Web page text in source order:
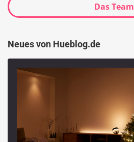
Das Team
Neues von Hueblog.de